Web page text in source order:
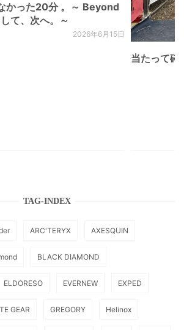
かった20分 。～ Beyond
て、次へ。～
2026年6月15日
当たって砕
TAG-INDEX
ARC'TERYX AXESQUIN
BLACK DIAMOND
ELDORESO EVERNEW EXPED
GEAR GREGORY Helinox